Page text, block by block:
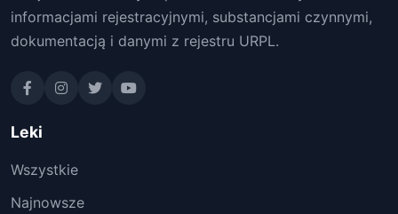
informacjami rejestracyjnymi, substancjami czynnymi,
dokumentacją i danymi z rejestru URPL.
Leki
Wszystkie
Najnowsze